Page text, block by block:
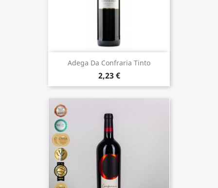
Adega Da Confraria Tinto
2,23 €